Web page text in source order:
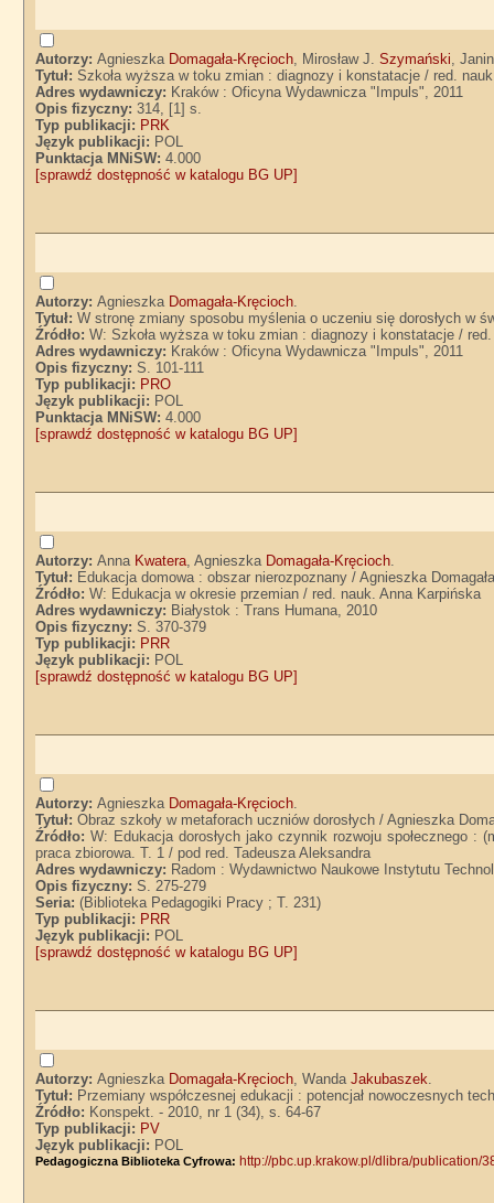
Autorzy:Agnieszka Domagała-Kręcioch, Mirosław J.Szymański,
Tytuł:Szkoła wyższa w toku zmian : diagnozy i konstatacje / red.
Adres wydawniczy: Kraków : Oficyna Wydawnicza "Impuls", 2011
Opis fizyczny:314, [1] s.
Typ publikacji: PRK
Język publikacji: POL
Punktacja MNiSW:4.000
[sprawdź dostępność w katalogu BG UP]
Autorzy:Agnieszka Domagała-Kręcioch.
Tytuł:W stronę zmiany sposobu myślenia o uczeniu się dorosłych w
Źródło:W: Szkoła wyższa w toku zmian : diagnozy i konstatacje /
Adres wydawniczy: Kraków : Oficyna Wydawnicza "Impuls", 2011
Opis fizyczny:S. 101-111
Typ publikacji: PRO
Język publikacji: POL
Punktacja MNiSW:4.000
[sprawdź dostępność w katalogu BG UP]
Autorzy:Anna Kwatera, Agnieszka Domagała-Kręcioch.
Tytuł: Edukacja domowa : obszar nierozpoznany / Agnieszka
Źródło:W: Edukacja w okresie przemian / red. nauk. Anna Karpińska
Adres wydawniczy: Białystok : Trans Humana, 2010
Opis fizyczny:S. 370-379
Typ publikacji: PRR
Język publikacji: POL
[sprawdź dostępność w katalogu BG UP]
Autorzy:Agnieszka Domagała-Kręcioch.
Tytuł:Obraz szkoły w metaforach uczniów dorosłych / Agnieszka
Źródło:W: Edukacja dorosłych jako czynnik rozwoju społecznego :
praca zbiorowa. T. 1 / pod red. Tadeusza Aleksandra
Adres wydawniczy: Radom : Wydawnictwo Naukowe Instytutu
Opis fizyczny:S. 275-279
Seria:(Biblioteka Pedagogiki Pracy ; T. 231)
Typ publikacji: PRR
Język publikacji: POL
[sprawdź dostępność w katalogu BG UP]
Autorzy:Agnieszka Domagała-Kręcioch, WandaJakubaszek.
Tytuł: Przemiany współczesnej edukacji : potencjał nowoczesnych
Źródło: Konspekt. - 2010, nr 1 (34), s. 64-67
Typ publikacji: PV
Język publikacji: POL
Pedagogiczna Biblioteka Cyfrowa: http://pbc.up.krakow.pl/dlibra/publication/